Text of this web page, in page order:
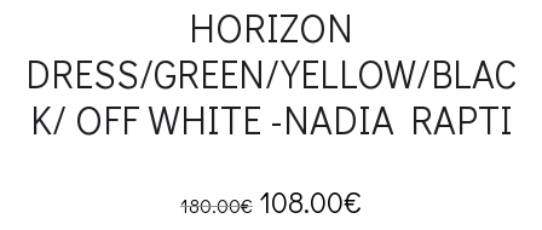
HORIZON
DRESS/GREEN/YELLOW/BLAC
K/ OFF WHITE -NADIA RAPTI
180.00€ Original
108.00€